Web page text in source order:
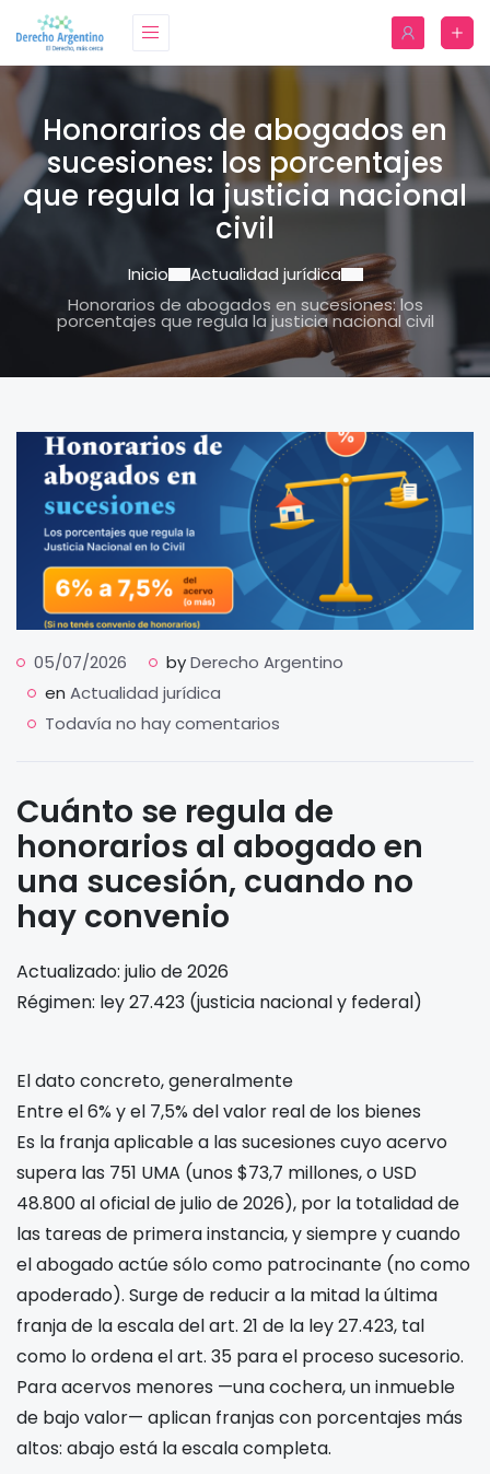
Honorarios de abogados en
sucesiones: los porcentajes
que regula la justicia nacional
civil
Inicio
Actualidad jurídica
Honorarios de abogados en sucesiones: los
porcentajes que regula la justicia nacional civil
05/07/2026 byDerecho Argentino
en Actualidad jurídica
Todavía no hay comentarios
Cuánto se regula de
honorarios al abogado en
una sucesión, cuando no
hay convenio
Actualizado: julio de 2026
Régimen: ley 27.423 (justicia nacional y federal)
El dato concreto, generalmente
Entre el 6% y el 7,5% del valor real de los bienes
Es la franja aplicable a las sucesiones cuyo acervo
supera las 751 UMA (unos $73,7 millones, o USD
48.800 al oficial de julio de 2026), por la totalidad de
las tareas de primera instancia, y siempre y cuando
el abogado actúe sólo como patrocinante (no como
apoderado). Surge de reducir a la mitad la última
franja de la escala del art. 21 de la ley 27.423, tal
como lo ordena el art. 35 para el proceso sucesorio.
Para acervos menores —una cochera, un inmueble
de bajo valor— aplican franjas con porcentajes más
altos: abajo está la escala completa.